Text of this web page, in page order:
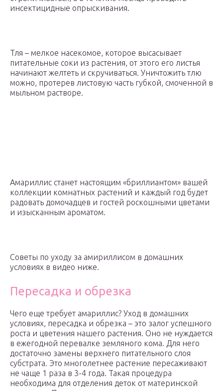
инсектицидные опрыскивания.
Тля – мелкое насекомое, которое высасывает
питательные соки из растения, от этого его листья
начинают желтеть и скручиваться. Уничтожить тлю
можно, протерев листовую часть губкой, смоченной в
мыльном растворе.
Амариллис станет настоящим «бриллиантом» вашей
коллекции комнатных растений и каждый год будет
радовать домочадцев и гостей роскошными цветами
и изысканным ароматом.
Советы по уходу за амириллисом в домашних
условиях в видео ниже.
Пересадка и обрезка
Чего еще требует амариллис? Уход в домашних
условиях, пересадка и обрезка – это залог успешного
роста и цветения нашего растения. Оно не нуждается
в ежегодной перевалке земляного кома. Для него
достаточно замены верхнего питательного слоя
субстрата. Это многолетнее растение пересаживают
не чаще 1 раза в 3-4 года. Такая процедура
необходима для отделения деток от материнской